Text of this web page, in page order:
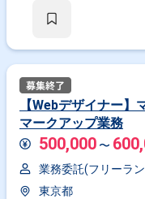
【Webデザイナー】
マークアップ業務
500,000 〜
業務委託(フリーラ
東京都